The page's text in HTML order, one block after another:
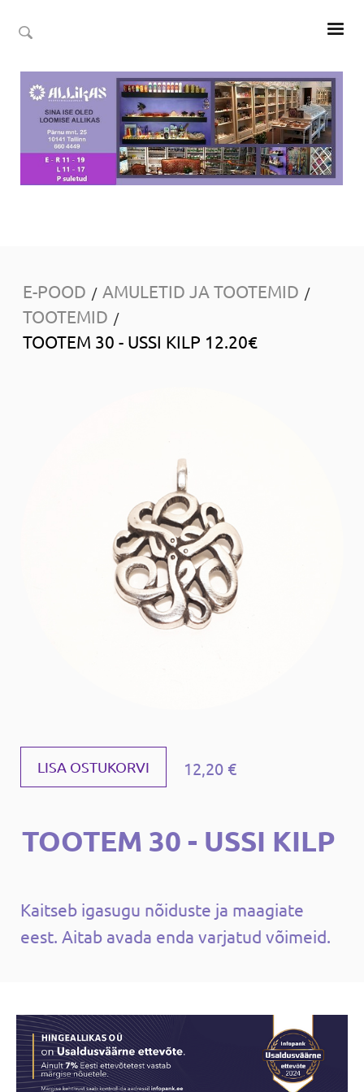
E-POOD / AMULETID JA TOOTEMID /
TOOTEMID /
TOOTEM 30 - USSI KILP 12.20€
LISA OSTUKORVI 12,20 €
TOOTEM 30 - USSI KILP
Kaitseb igasugu nõiduste ja maagiate
eest. Aitab avada enda varjatud võimeid.